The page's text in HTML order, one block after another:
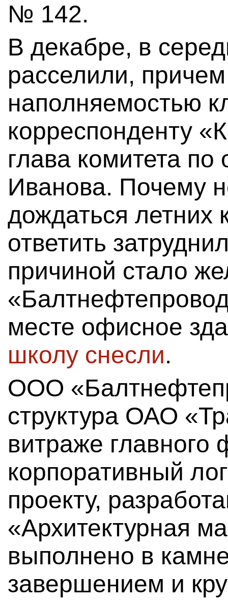
№ 142.
В декабре, в
расселили,
наполняемостью
корреспонденту
глава комитета
Иванова. Почему
дождаться летних
ответить
причиной стало
месте офисное
школу снесли.
ООО
структура ОАО
витраже
корпоративный
проекту,
«Архитектурная
выполнено в
завершением и